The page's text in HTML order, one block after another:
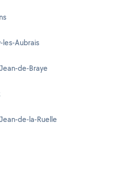
les-Aubrais
de-Braye
de-la-Ruelle